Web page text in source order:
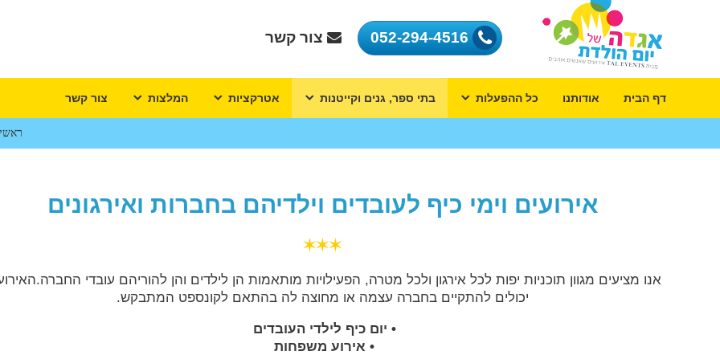
צור קשר
דף הבית אודותנו כל ההפעלות בתי ספר, גנים וקייטנות אטרקציות המלצות צור קשר
ראשי
אירועים וימי כיף לעובדים וילדיהם בחברות ואירגונים
✶✶✶
אנו מציעים מגוון תוכניות יפות לכל אירגון ולכל מטרה, הפעילויות מותאמות הן לילדים והן להוריהם עובדי
יכולים להתקיים בחברה עצמה או מחוצה לה בהתאם לקונספט המתבקש.
• יום כיף לילדי העובדים
• אירוע משפחות